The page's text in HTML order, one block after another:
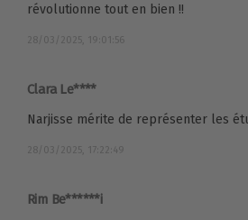
révolutionne tout en bien !!
28/03/2025, 19:01:56
Clara Le****
Narjisse mérite de représenter les
28/03/2025, 17:22:49
Rim Be******i